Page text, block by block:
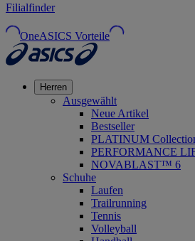
Filialfinder
OneASICS Vorteile
Herren
Ausgewählt
Neue Artikel
Bestseller
PLATINUM
PERFORMANCE
NOVABLAST™ 6
Schuhe
Laufen
Trailrunning
Tennis
Volleyball